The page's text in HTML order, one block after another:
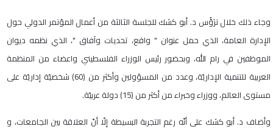
وجاء ذلك خلال ترَؤُس د. أبو كشك للجلسة الثالثة من أعمال المؤتمر الدولي حول
الإدارة العامة، الذي حمل عنوان " واقع، تحديات وآفاق "، الذي نظمه ديوان
الموظفين في رام الله، وبحضور رئيس الوزراء الفلسطيني واعضاء من المنظمة
العربية للتنمية الإداريّة، وعدد من المسؤولين وأكثر من (60) شخصيّة إداريّة على
مستوى العالم، ووزراء وخبراء من أكثر من (15) دولة عربيّة.
وأضاف د. أبو كشك على أنّه رغم التجربة البسيطة إلّا أنّ العلاقة بين الجامعات، و